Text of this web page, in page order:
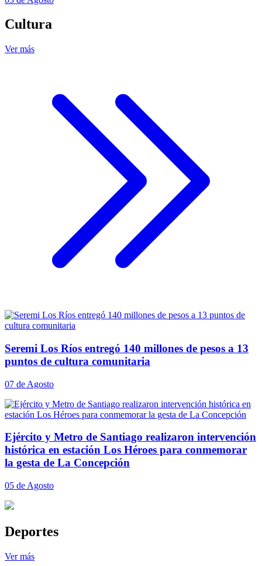
Cultura
Ver más
Seremi Los Ríos entregó 140 millones de pesos a 13
puntos de cultura comunitaria
07 de Agosto
Ejército y Metro de Santiago realizaron intervención
histórica en estación Los Héroes para conmemorar
la gesta de La Concepción
05 de Agosto
Deportes
Ver más